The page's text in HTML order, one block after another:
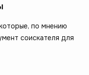
по мнению
соискателя для